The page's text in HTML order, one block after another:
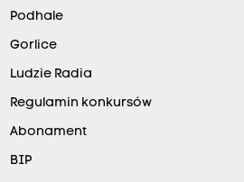
Podhale
Gorlice
Ludzie Radia
Regulamin konkursów
Abonament
BIP